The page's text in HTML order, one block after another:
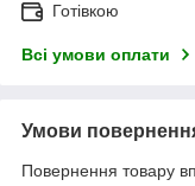
Готівкою
Всі умови оплати
Умови
Повернення товару